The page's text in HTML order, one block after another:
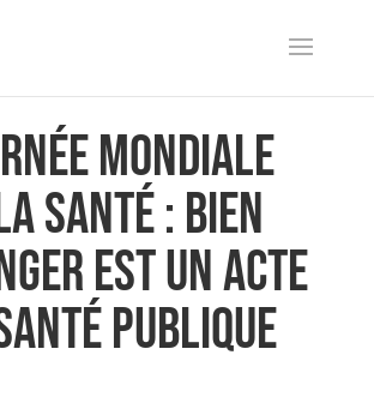
mondiale
santé : bien
est un acte
publique